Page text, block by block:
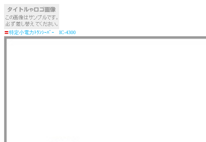
〓特定小電力ﾄﾗﾝｼｰﾊﾞｰ IC-4300